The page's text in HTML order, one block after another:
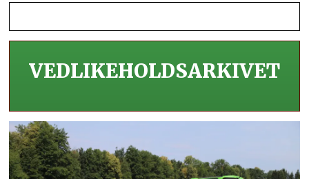
VEDLIKEHOLDS­ARKIVET